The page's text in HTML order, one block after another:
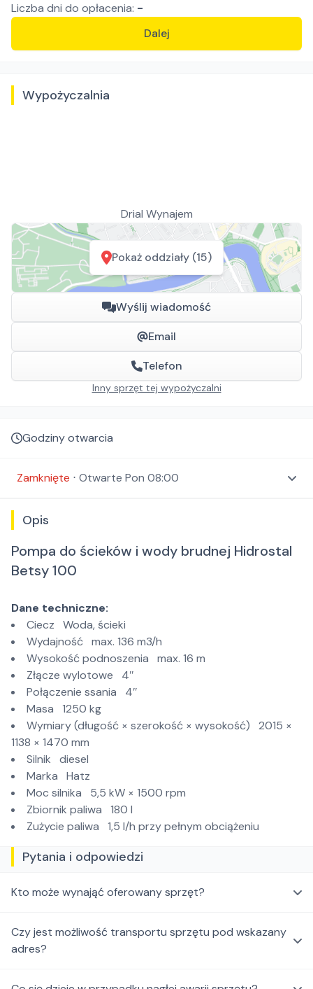
Liczba dni do opłacenia: -
Dalej
Wypożyczalnia
Drial Wynajem
Pokaż oddziały (15)
Wyślij wiadomość
Email
Telefon
Inny sprzęt tej wypożyczalni
Godziny otwarcia
Zamknięte ⋅ Otwarte Pon 08:00
Opis
Pompa do ścieków i wody brudnej Hidrostal
Betsy 100
Dane techniczne:
Ciecz Woda, ścieki
Wydajność max. 136 m3/h
Wysokość podnoszenia max. 16 m
Złącze wylotowe 4″
Połączenie ssania 4″
Masa 1250 kg
Wymiary (długość × szerokość × wysokość) 2015 ×
1138 × 1470 mm
Silnik diesel
Marka Hatz
Moc silnika 5,5 kW × 1500 rpm
Zbiornik paliwa 180 l
Zużycie paliwa 1,5 l/h przy pełnym obciążeniu
Pytania i odpowiedzi
Kto może wynająć oferowany sprzęt?
Czy jest możliwość transportu sprzętu pod wskazany
adres?